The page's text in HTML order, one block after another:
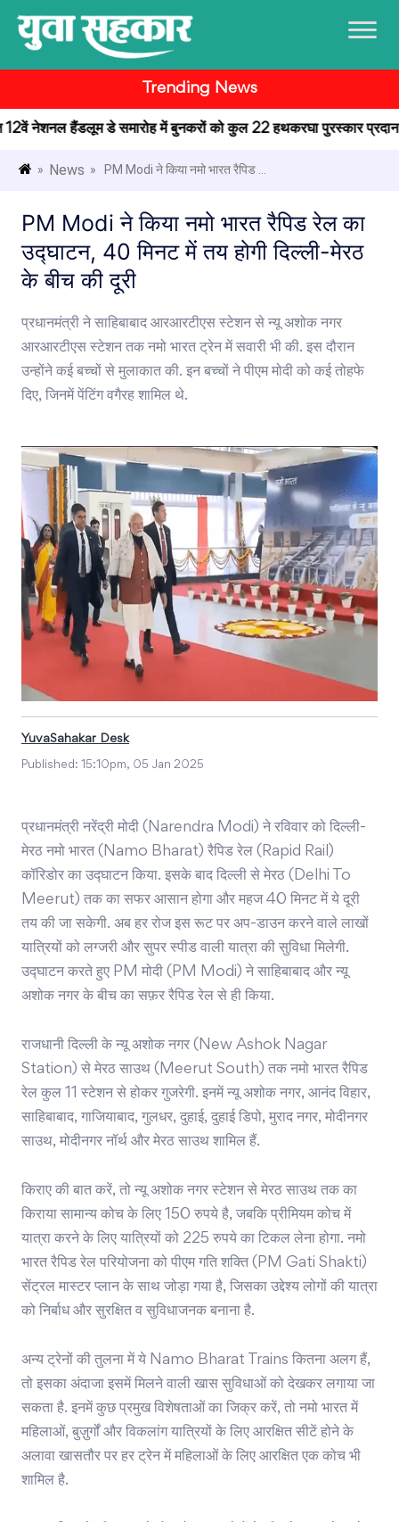
Trending News
नेशनल हैंडलूम डे समारोह में बुनकरों को कुल 22 हथकरघा पुरस्कार प्रदान किए
» News » PM Modi ने किया नमो भारत रैपिड ...
PM Modi ने किया नमो भारत रैपिड रेल का
उद्घाटन, 40 मिनट में तय होगी दिल्ली-मेरठ
के बीच की दूरी
प्रधानमंत्री ने साहिबाबाद आरआरटीएस स्टेशन से न्यू अशोक नगर
आरआरटीएस स्टेशन तक नमो भारत ट्रेन में सवारी भी की. इस दौरान
उन्होंने कई बच्चों से मुलाकात की. इन बच्चों ने पीएम मोदी को कई तोहफे
दिए, जिनमें पेंटिंग वगैरह शामिल थे.
YuvaSahakar Desk
Published: 15:10pm, 05 Jan 2025
प्रधानमंत्री नरेंद्री मोदी (Narendra Modi) ने रविवार को दिल्ली-
मेरठ नमो भारत (Namo Bharat) रैपिड रेल (Rapid Rail)
कॉरिडोर का उद्घाटन किया. इसके बाद दिल्ली से मेरठ (Delhi To
Meerut) तक का सफर आसान होगा और महज 40 मिनट में ये दूरी
तय की जा सकेगी. अब हर रोज इस रूट पर अप-डाउन करने वाले लाखों
यात्रियों को लग्जरी और सुपर स्पीड वाली यात्रा की सुविधा मिलेगी.
उद्घाटन करते हुए PM मोदी (PM Modi) ने साहिबाबाद और न्यू
अशोक नगर के बीच का सफ़र रैपिड रेल से ही किया.
राजधानी दिल्ली के न्यू अशोक नगर (New Ashok Nagar
Station) से मेरठ साउथ (Meerut South) तक नमो भारत रैपिड
रेल कुल 11 स्टेशन से होकर गुजरेगी. इनमें न्यू अशोक नगर, आनंद विहार,
साहिबाबाद, गाजियाबाद, गुलधर, दुहाई, दुहाई डिपो, मुराद नगर, मोदीनगर
साउथ, मोदीनगर नॉर्थ और मेरठ साउथ शामिल हैं.
किराए की बात करें, तो न्यू अशोक नगर स्टेशन से मेरठ साउथ तक का
किराया सामान्य कोच के लिए 150 रुपये है, जबकि प्रीमियम कोच में
यात्रा करने के लिए यात्रियों को 225 रुपये का टिकल लेना होगा. नमो
भारत रैपिड रेल परियोजना को पीएम गति शक्ति (PM Gati Shakti)
सेंट्रल मास्टर प्लान के साथ जोड़ा गया है, जिसका उद्देश्य लोगों की यात्रा
को निर्बाध और सुरक्षित व सुविधाजनक बनाना है.
अन्य ट्रेनों की तुलना में ये Namo Bharat Trains कितना अलग हैं,
तो इसका अंदाजा इसमें मिलने वाली खास सुविधाओं को देखकर लगाया जा
सकता है. इनमें कुछ प्रमुख विशेषताओं का जिक्र करें, तो नमो भारत में
महिलाओं, बुज़ुर्गों और विकलांग यात्रियों के लिए आरक्षित सीटें होने के
अलावा खासतौर पर हर ट्रेन में महिलाओं के लिए आरक्षित एक कोच भी
शामिल है.